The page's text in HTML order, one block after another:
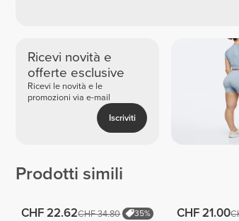
Ricevi novità e
offerte esclusive
Ricevi le novità e le
promozioni via e-mail
Iscriviti
Prodotti simili
CHF 22.62CHF 34.80 35% CHF 21.00